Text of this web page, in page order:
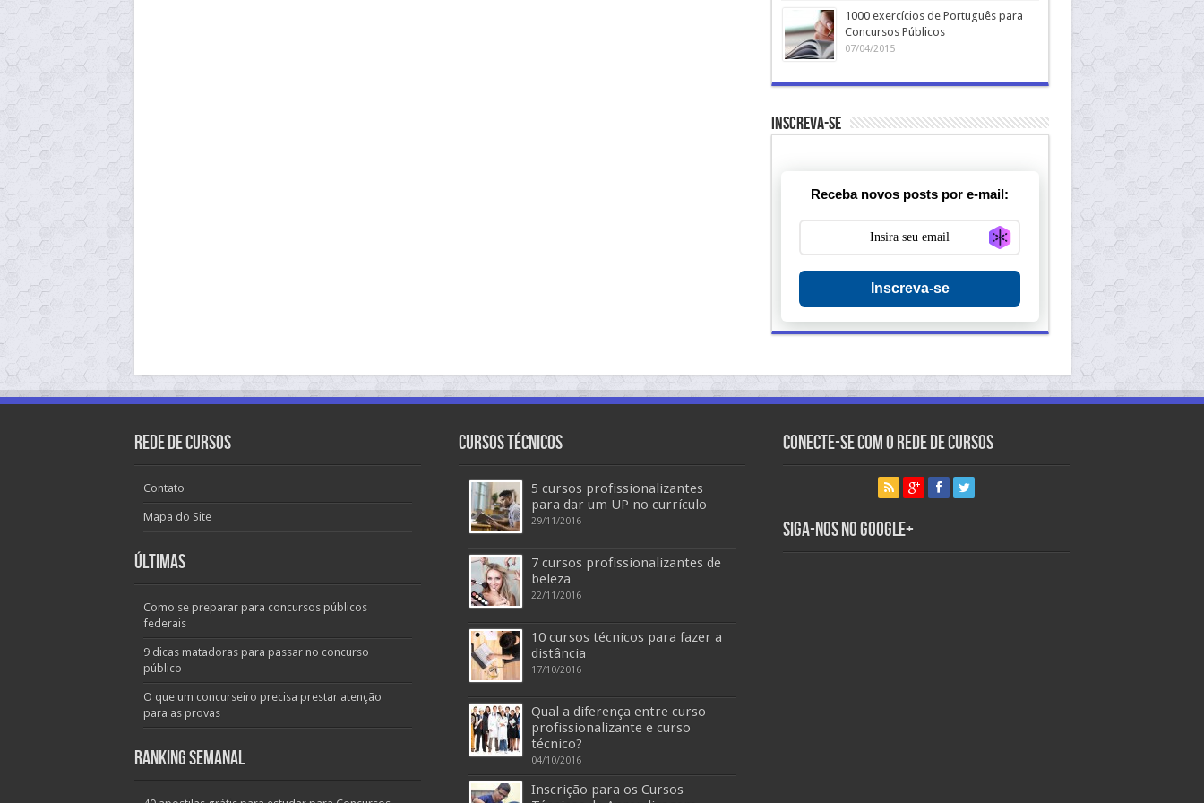
1000 exercícios de Português para
Concursos Públicos
07/04/2015
Inscreva-se
Receba novos posts por e-mail:
Inscreva-se
Rede de Cursos
Contato
Mapa do Site
Últimas
Como se preparar para concursos públicos
federais
9 dicas matadoras para passar no concurso
público
O que um concurseiro precisa prestar atenção
para as provas
Ranking Semanal
Cursos Técnicos
5 cursos profissionalizantes
para dar um UP no currículo
29/11/2016
7 cursos profissionalizantes de
beleza
22/11/2016
10 cursos técnicos para fazer a
distância
17/10/2016
Qual a diferença entre curso
profissionalizante e curso
técnico?
04/10/2016
Inscrição para os Cursos
Conecte-se com o Rede de Cursos
Siga-nos no Google+